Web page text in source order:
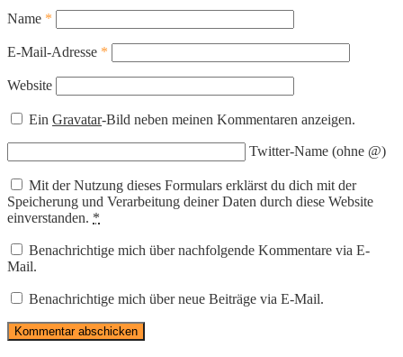
Name *
E-Mail-Adresse *
Website
EinGravatar-Bild neben meinen Kommentaren anzeigen.
Twitter-Name (ohne @)
Mit der Nutzung dieses Formulars erklärst du dich mit der
Speicherung und Verarbeitung deiner Daten durch diese Website
einverstanden. *
Benachrichtige mich über nachfolgende Kommentare via E-
Mail.
Benachrichtige mich über neue Beiträge via E-Mail.